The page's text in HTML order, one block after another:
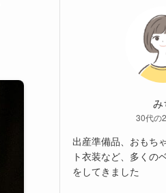
み
30代の
出産準備品、おもち
ト衣装など、多くの
をしてきました